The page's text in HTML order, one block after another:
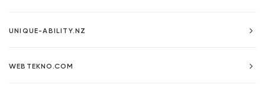
UNIQUE-ABILITY.NZ
WEBTEKNO.COM